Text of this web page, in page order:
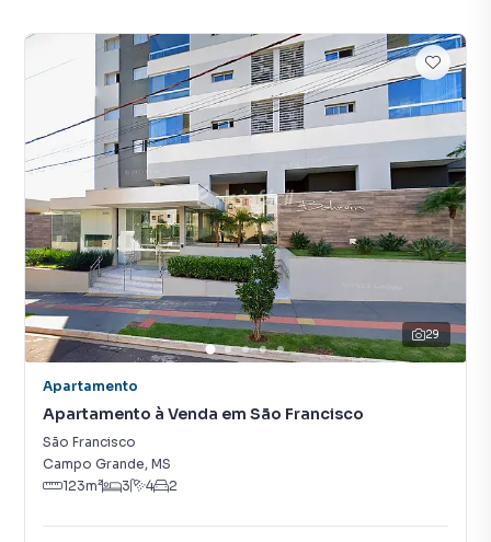
29
Apartamento
Apartamento à Venda em São Francisco
São Francisco
Campo Grande, MS
123m² 3 4 2